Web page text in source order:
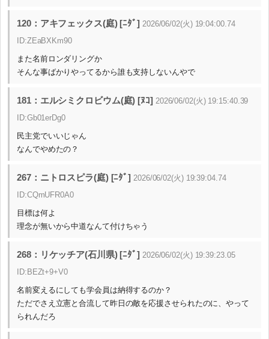
120：アキフェックス(庭) [ﾆﾀﾞ] 2026/06/02(火) 19:04:00.74
ID:ZEaBXKm90
また名前ロンダリングか
そんな事ばかりやってるから誰も支持しないんやで
181：エルシミクロビウム(庭) [ﾇｺ] 2026/06/02(火) 19:15:40.39
ID:Gb01erDg0
民主党でいいじゃん
なんでやめたの？
267：ニトロスピラ(庭) [ﾆﾀﾞ] 2026/06/02(火) 19:39:04.74
ID:CQmUFR0A0
目標は何よ
理念が無いから中道なんて付けちゃう
268：リケッチア(石川県) [ﾆﾀﾞ] 2026/06/02(火) 19:39:23.05
ID:BEZt+9+V0
名前変えるにしても学会員は納得するのか？
ただでさえ立憲と合流して昨日の敵を応援させられたのに、やって
られんだろ